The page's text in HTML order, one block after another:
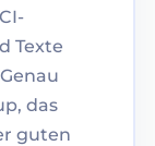
Texte
das
guten